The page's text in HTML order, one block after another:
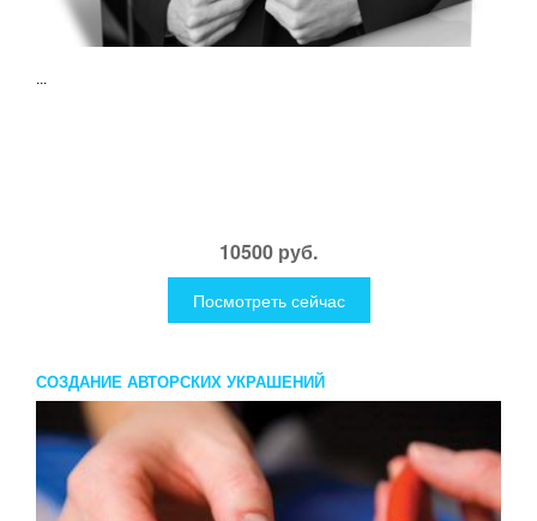
...
10500 руб.
Посмотреть сейчас
СОЗДАНИЕ АВТОРСКИХ УКРАШЕНИЙ